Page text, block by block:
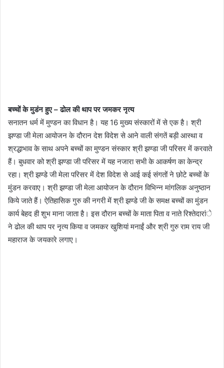
बच्चों के मुडंन हुए – ढोल की थाप पर जमकर नृत्य
सनातन धर्म में मुण्डन का विधान है। यह 16 मुख्य संस्कारों में से एक है। श्री
झण्डा जी मेला आयोजन के दौरान देश विदेश से आने वाली संगतें बड़ी आस्था व
श्रद्धाभाव के साथ अपने बच्चों का मुण्डन संस्कार श्री झण्डा जी परिसर में करवाते
हैं। बुधवार को श्री झण्डा जी परिसर में यह नजारा सभी के आकर्षण का केन्द्र
रहा। श्री झण्डे जी मेला परिसर में देश विदेश से आई कई संगतों ने छोटे बच्चों के
मुंडन करवाए। श्री झण्डा जी मेला आयोजन के दौरान विभिन्न मांगलिक अनुष्ठान
किये जाते हैं। ऐतिहासिक गुरु की नगरी में श्री झण्डे जी के समक्ष बच्चों का मुंडन
कार्य बेहद ही शुभ माना जाता है। इस दौरान बच्चों के माता पिता व नाते रिश्तेदारांे
ने ढोल की थाप पर नृत्य किया व जमकर खुशियां मनाईं और श्री गुरु राम राय जी
महाराज के जयकारे लगाए।